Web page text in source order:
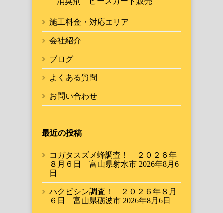
施工料金・対応エリア
会社紹介
ブログ
よくある質問
お問い合わせ
最近の投稿
コガタスズメ蜂調査！ ２０２６年
８月６日 富山県射水市 2026年8月6
日
ハクビシン調査！ ２０２６年８月
６日 富山県砺波市 2026年8月6日